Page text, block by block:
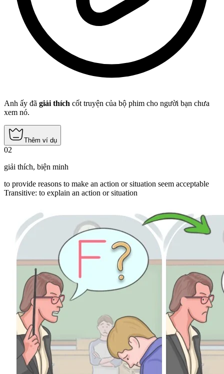
Anh ấy đã giải thích cốt truyện của bộ phim cho người bạn chưa
xem nó.
Thêm ví dụ
02
giải thích, biện minh
to provide reasons to make an action or situation seem acceptable
Transitive: to explain an action or situation